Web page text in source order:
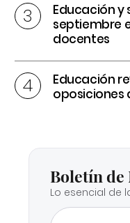
Educación y
septiembre
docentes
Educación
oposiciones
Boletín
Lo esencial de